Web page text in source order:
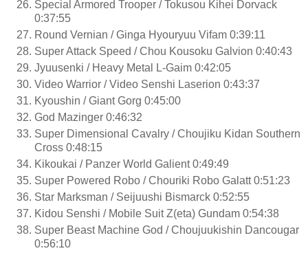
Special Armored Trooper / Tokusou Kihei Dorvack
0:37:55
Round Vernian / Ginga Hyouryuu Vifam 0:39:11
Super Attack Speed / Chou Kousoku Galvion 0:40:43
Jyuusenki / Heavy Metal L-Gaim 0:42:05
Video Warrior / Video Senshi Laserion 0:43:37
Kyoushin / Giant Gorg 0:45:00
God Mazinger 0:46:32
Super Dimensional Cavalry / Choujiku Kidan Southern
Cross 0:48:15
Kikoukai / Panzer World Galient 0:49:49
Super Powered Robo / Chouriki Robo Galatt 0:51:23
Star Marksman / Seijuushi Bismarck 0:52:55
Kidou Senshi / Mobile Suit Z(eta) Gundam 0:54:38
Super Beast Machine God / Choujuukishin Dancougar
0:56:10